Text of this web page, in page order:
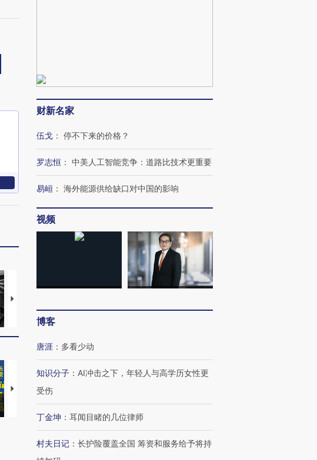
视线｜HYROX的吸金
术：是什么让中产们甘
心“花钱找虐”？
粒摇头丸 尿检体内含3种
度Z世代 用街头抗争将教
【推广】走进第四届链博
财新名家
伍戈 ： 停不下来的价格？
罗志恒 ： 中美人工智能竞争：道路比技术更重要
易峘 ： 海外能源供给缺口对中国的影响
视频
博客
唐涯 ： 多看少动
知识分子 ： AI冲击之下，年轻人与高学历女性更
受伤
丁金坤 ： 耳闻目睹的几位律师
村夫日记 ： 长护险覆盖全国 筹资和服务给予将持